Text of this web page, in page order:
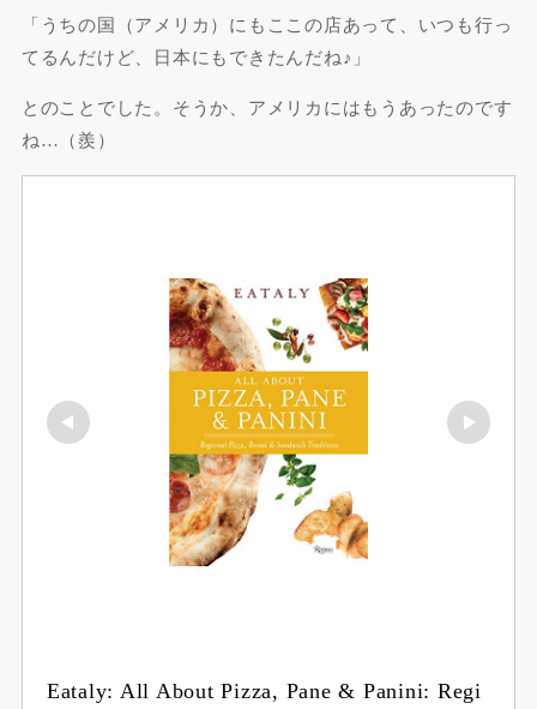
「うちの国（アメリカ）にもここの店あって、いつも行っ
てるんだけど、日本にもできたんだね♪」
とのことでした。そうか、アメリカにはもうあったのです
ね…（羨）
Eataly: All About Pizza, Pane & Panini: Regi